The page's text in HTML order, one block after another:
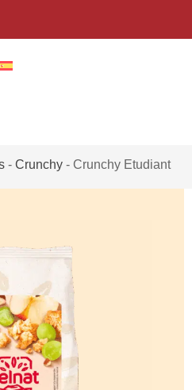
- Crunchy - Crunchy Etudiant